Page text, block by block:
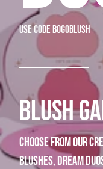
use code bogoblush
BLUSH
choose from our
blushes, dream